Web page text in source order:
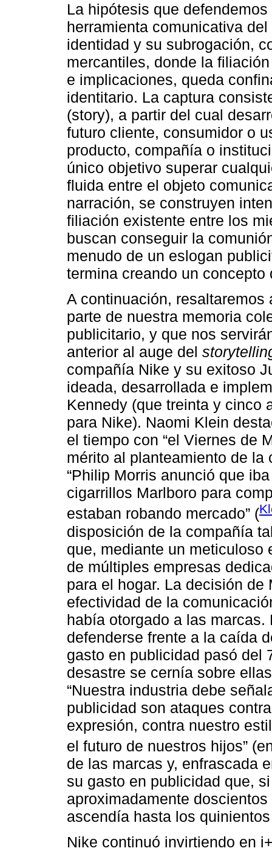
La hipótesis que
herramienta comunicativa del
identidad y su subrogación,
mercantiles, donde la
e implicaciones, queda
identitario. La captura
(story), a partir del cual
futuro cliente, consumidor o
producto, compañía o
único objetivo superar
fluida entre el objeto
narración, se construyen
filiación existente entre los
buscan conseguir la
menudo de un eslogan
termina creando un
A continuación,
parte de nuestra memoria
publicitario, y que nos
anterior al auge del
compañía Nike y su exitoso
ideada, desarrollada e
Kennedy (que treinta y cinco
para Nike). Naomi Klein
el tiempo con “el Viernes de
mérito al planteamiento de
“Philip Morris anunció que
cigarrillos Marlboro para
estaban robando mercado” (
disposición de la compañía
que, mediante un meticuloso
de múltiples empresas
para el hogar. La decisión
efectividad de la
había otorgado a las
defenderse frente a la caída
gasto en publicidad pasó del
desastre se cernía sobre
“Nuestra industria debe
publicidad son ataques
expresión, contra nuestro
el futuro de nuestros hijos”
de las marcas y, enfrascada
su gasto en publicidad que,
aproximadamente
ascendía hasta los
Nike continuó invirtiendo en